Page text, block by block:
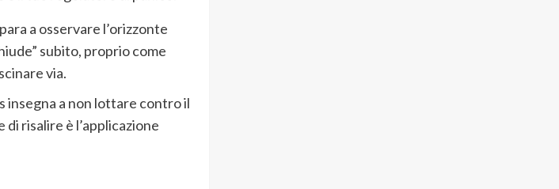
a osservare l’orizzonte
subito, proprio come
via.
insegna a non lottare contro il
risalire è l’applicazione